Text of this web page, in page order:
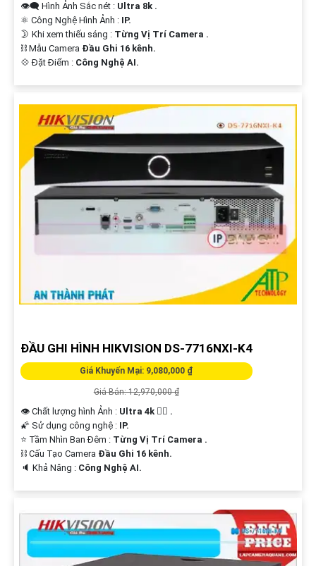
👁️‍🗨 Hình Ảnh Sắc nét : Ultra 8k .
⚛️ Công Nghệ Hình Ảnh : IP.
🌛 Khi xem thiếu sáng : Từng Vị Trí Camera .
⛓ Mẫu Camera Đầu Ghi 16 kênh.
️💠 Đặt Điểm : Công Nghệ AI.
ĐẦU GHI HÌNH HIKVISION DS-7716NXI-K4
Giá Khuyến Mại: 9,080,000 ₫
Giá Bán: 12,970,000 ₫
👁 Chất lượng hình Ảnh : Ultra 4k 👍🏾 .
🌠 Sử dụng công nghệ : IP.
⭐ Tầm Nhìn Ban Đêm : Từng Vị Trí Camera .
⛓ Cấu Tạo Camera Đầu Ghi 16 kênh.
️🔈 Khả Năng : Công Nghệ AI.